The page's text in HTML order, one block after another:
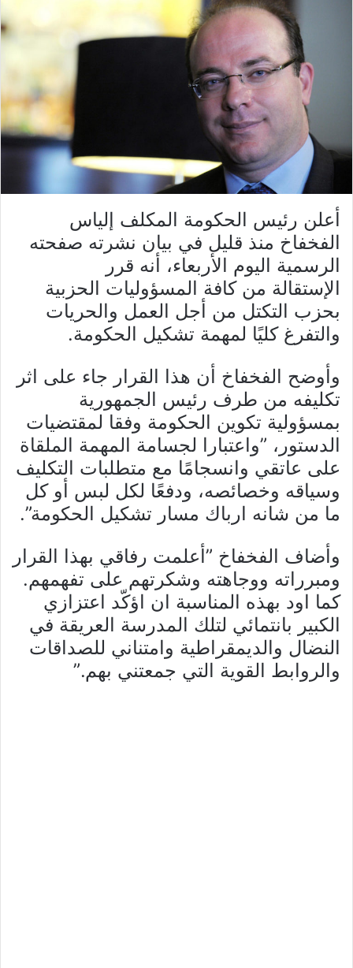
أعلن رئيس الحكومة المكلف إلياس
الفخفاخ منذ قليل في بيان نشرته صفحته
الرسمية اليوم الأربعاء، أنه قرر
الإستقالة من كافة المسؤوليات الحزبية
بحزب التكتل من أجل العمل والحريات
والتفرغ كليًا لمهمة تشكيل الحكومة.
وأوضح الفخفاخ أن هذا القرار جاء على اثر
تكليفه من طرف رئيس الجمهورية
بمسؤولية تكوين الحكومة وفقا لمقتضيات
الدستور، ”واعتبارا لجسامة المهمة الملقاة
على عاتقي وانسجامًا مع متطلبات التكليف
وسياقه وخصائصه، ودفعًا لكل لبس أو كل
ما من شانه ارباك مسار تشكيل الحكومة”.
وأضاف الفخفاخ ”أعلمت رفاقي بهذا القرار
ومبرراته ووجاهته وشكرتهم على تفهمهم.
كما اود بهذه المناسبة ان اؤكّد اعتزازي
الكبير بانتمائي لتلك المدرسة العريقة في
النضال والديمقراطية وامتناني للصداقات
والروابط القوية التي جمعتني بهم.”